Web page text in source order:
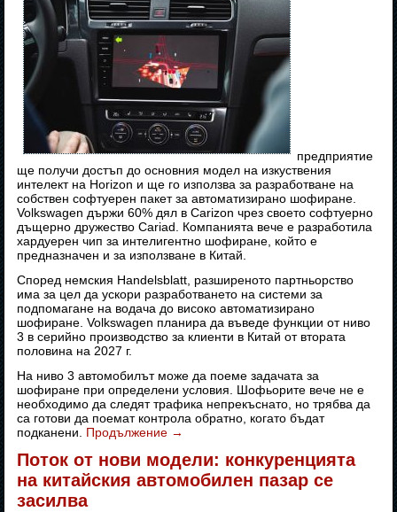
предприятие
ще получи достъп до основния модел на изкуствения
интелект на Horizon и ще го използва за разработване на
собствен софтуерен пакет за автоматизирано шофиране.
Volkswagen държи 60% дял в Carizon чрез своето софтуерно
дъщерно дружество Cariad. Компанията вече е разработила
хардуерен чип за интелигентно шофиране, който е
предназначен и за използване в Китай.
Според немския Handelsblatt, разширеното партньорство
има за цел да ускори разработването на системи за
подпомагане на водача до високо автоматизирано
шофиране. Volkswagen планира да въведе функции от ниво
3 в серийно производство за клиенти в Китай от втората
половина на 2027 г.
На ниво 3 автомобилът може да поеме задачата за
шофиране при определени условия. Шофьорите вече не е
необходимо да следят трафика непрекъснато, но трябва да
са готови да поемат контрола обратно, когато бъдат
подканени. Продължение →
Поток от нови модели: конкуренцията
на китайския автомобилен пазар се
засилва